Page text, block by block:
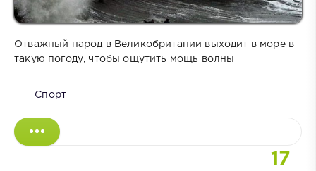
Отважный народ в Великобритании выходит в море в
такую погоду, чтобы ощутить мощь волны
Спорт
17